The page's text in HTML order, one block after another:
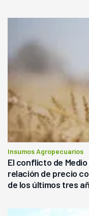
Insumos Agropecuarios
El conflicto de
relación de precio
de los últimos tres